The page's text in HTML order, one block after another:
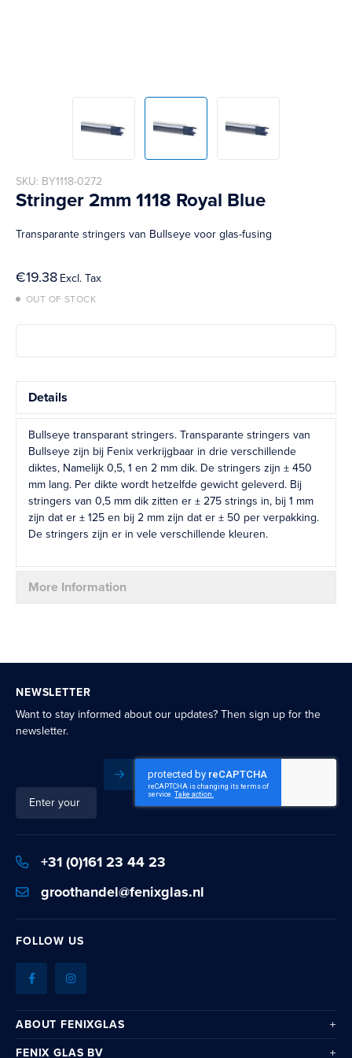
SKU BY1118-0272
Stringer 2mm 1118 Royal Blue
Transparante stringers van Bullseye voor glas-fusing
OUT OF STOCK
€19.38
to
the
of
gallery
Details
Bullseye transparant stringers. Transparante stringers van
Bullseye zijn bij Fenix verkrijgbaar in drie verschillende
diktes, Namelijk 0,5, 1 en 2 mm dik. De stringers zijn ± 450
mm lang. Per dikte wordt hetzelfde gewicht geleverd. Bij
stringers van 0,5 mm dik zitten er ± 275 strings in, bij 1 mm
zijn dat er ± 125 en bij 2 mm zijn dat er ± 50 per verpakking.
De stringers zijn er in vele verschillende kleuren.
More Information
NEWSLETTER
Want to stay informed about our updates? Then sign up for the
newsletter.
Sign
Newsletter:
Subscribe
+31 (0)161 23 44 23
groothandel@fenixglas.nl
FOLLOW US
ABOUT FENIXGLAS
FENIX GLAS BV